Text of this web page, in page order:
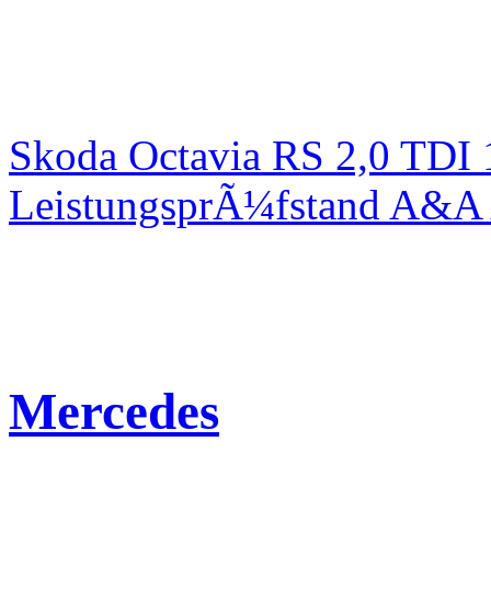
Skoda Octavia RS 2,0
LeistungsprÃ¼fstand
Mercedes